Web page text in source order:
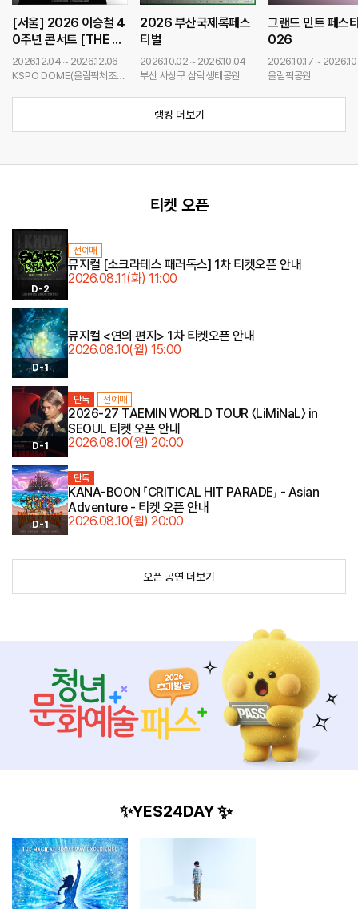
식/무
[서울] 2026 이승철 4
0주년 콘서트 [THE V
OICE: LEE SEUNG C
HUL]
2026.12.04 ~ 2026.12.06
KSPO DOME(올림픽체조경
2026 부산국제록페스
티벌
2026.10.02 ~ 2026.10.04
부산 사상구 삼락생태공원
그랜드 민트 페스
026
2026.10.17 ~
올림픽공원
랭킹 더보기
티켓 오픈
D-2
선예매
뮤지컬 [소크라테스 패러독스] 1차 티켓오픈 안내
2026.08.11(화) 11:00
D-1
뮤지컬 <연의 편지> 1차 티켓오픈 안내
2026.08.10(월) 15:00
D-1
단독 선예매
2026-27 TAEMIN WORLD TOUR 〈LiMiNaL〉 in
SEOUL 티켓 오픈 안내
2026.08.10(월) 20:00
D-1
단독
KANA-BOON 「CRITICAL HIT PARADE」 - Asian
Adventure - 티켓 오픈 안내
2026.08.10(월) 20:00
오픈 공연 더보기
YES24DAY